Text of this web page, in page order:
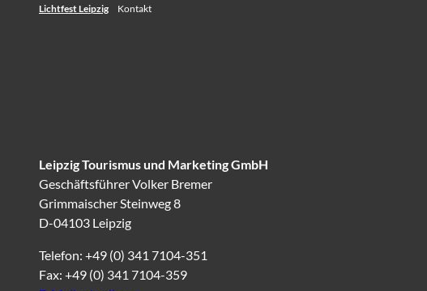
Lichtfest Leipzig Kontakt
Leipzig Tourismus und Marketing GmbH
Geschäftsführer Volker Bremer
Grimmaischer Steinweg 8
D-04103 Leipzig
Telefon: +49 (0) 341 7104-351
Fax: +49 (0) 341 7104-359